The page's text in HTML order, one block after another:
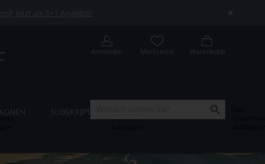
Jetzt als 5+1 Angebot!
Anmelden Merkzettel Warenkorb
SUBSKRIPTION
Untermenü
SALE